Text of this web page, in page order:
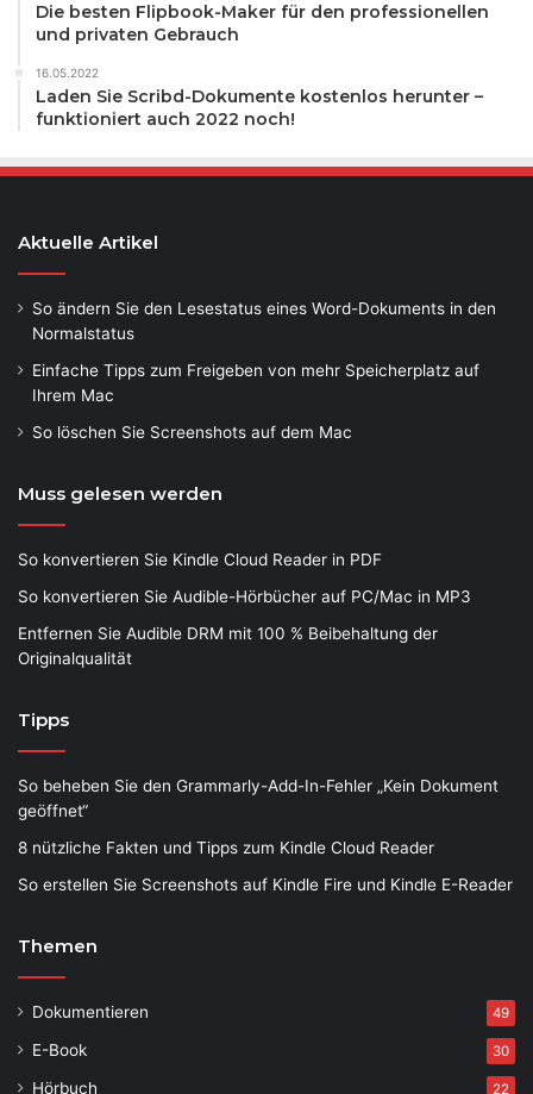
Die besten Flipbook-Maker für den professionellen
und privaten Gebrauch
16.05.2022
Laden Sie Scribd-Dokumente kostenlos herunter –
funktioniert auch 2022 noch!
Aktuelle Artikel
So ändern Sie den Lesestatus eines Word-Dokuments in den
Normalstatus
Einfache Tipps zum Freigeben von mehr Speicherplatz auf
Ihrem Mac
So löschen Sie Screenshots auf dem Mac
Muss gelesen werden
So konvertieren Sie Kindle Cloud Reader in PDF
So konvertieren Sie Audible-Hörbücher auf PC/Mac in MP3
Entfernen Sie Audible DRM mit 100 % Beibehaltung der
Originalqualität
Tipps
So beheben Sie den Grammarly-Add-In-Fehler „Kein Dokument
geöffnet“
8 nützliche Fakten und Tipps zum Kindle Cloud Reader
So erstellen Sie Screenshots auf Kindle Fire und Kindle E-Reader
Themen
Dokumentieren 49
E-Book 30
Hörbuch 22